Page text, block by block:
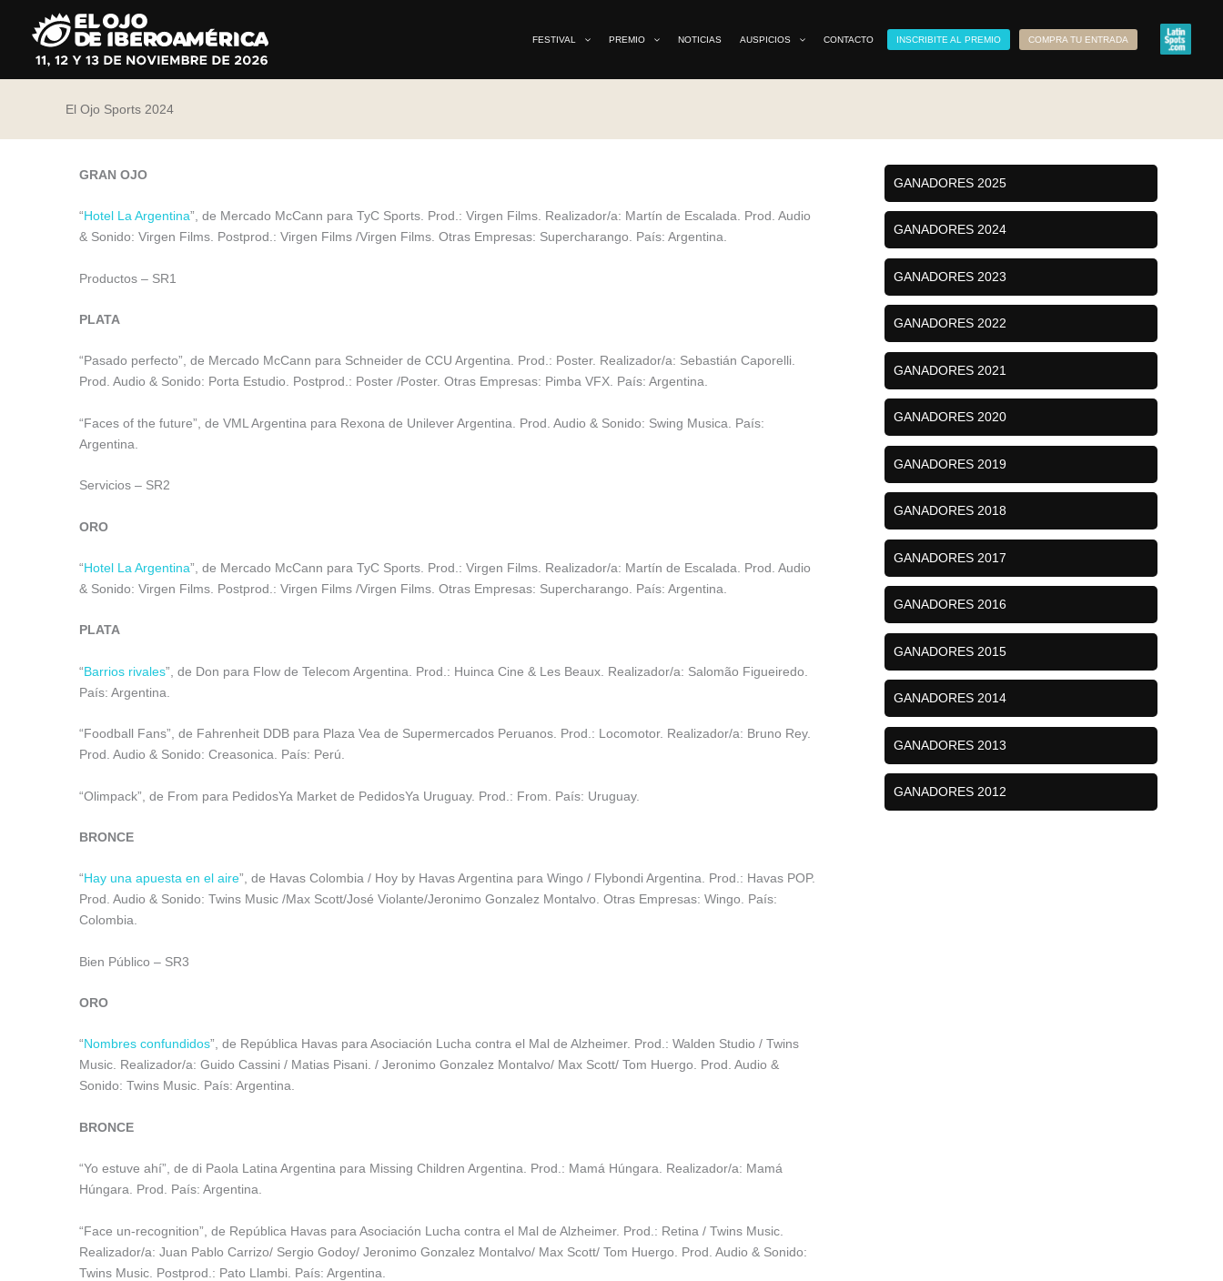
contenido
FESTIVAL PREMIO NOTICIAS AUSPICIOS CONTACTO INSCRIBITE AL PREMIO COMPRA TU ENTRADA
El Ojo Sports 2024
GRAN OJO
“Hotel La Argentina”, de Mercado McCann para TyC Sports. Prod.: Virgen Films. Realizador/a: Martín de Escalada. Prod. Audio
& Sonido: Virgen Films. Postprod.: Virgen Films /Virgen Films. Otras Empresas: Supercharango. País: Argentina.
Productos – SR1
PLATA
“Pasado perfecto”, de Mercado McCann para Schneider de CCU Argentina. Prod.: Poster. Realizador/a: Sebastián Caporelli.
Prod. Audio & Sonido: Porta Estudio. Postprod.: Poster /Poster. Otras Empresas: Pimba VFX. País: Argentina.
“Faces of the future”, de VML Argentina para Rexona de Unilever Argentina. Prod. Audio & Sonido: Swing Musica. País:
Argentina.
Servicios – SR2
ORO
“Hotel La Argentina”, de Mercado McCann para TyC Sports. Prod.: Virgen Films. Realizador/a: Martín de Escalada. Prod. Audio
& Sonido: Virgen Films. Postprod.: Virgen Films /Virgen Films. Otras Empresas: Supercharango. País: Argentina.
PLATA
“Barrios rivales”, de Don para Flow de Telecom Argentina. Prod.: Huinca Cine & Les Beaux. Realizador/a: Salomão Figueiredo.
País: Argentina.
“Foodball Fans”, de Fahrenheit DDB para Plaza Vea de Supermercados Peruanos. Prod.: Locomotor. Realizador/a: Bruno Rey.
Prod. Audio & Sonido: Creasonica. País: Perú.
“Olimpack”, de From para PedidosYa Market de PedidosYa Uruguay. Prod.: From. País: Uruguay.
BRONCE
“Hay una apuesta en el aire”, de Havas Colombia / Hoy by Havas Argentina para Wingo / Flybondi Argentina. Prod.: Havas POP.
Prod. Audio & Sonido: Twins Music /Max Scott/José Violante/Jeronimo Gonzalez Montalvo. Otras Empresas: Wingo. País:
Colombia.
Bien Público – SR3
ORO
“Nombres confundidos”, de República Havas para Asociación Lucha contra el Mal de Alzheimer. Prod.: Walden Studio / Twins
Music. Realizador/a: Guido Cassini / Matias Pisani. / Jeronimo Gonzalez Montalvo/ Max Scott/ Tom Huergo. Prod. Audio &
Sonido: Twins Music. País: Argentina.
BRONCE
“Yo estuve ahí”, de di Paola Latina Argentina para Missing Children Argentina. Prod.: Mamá Húngara. Realizador/a: Mamá
Húngara. Prod. País: Argentina.
“Face un-recognition”, de República Havas para Asociación Lucha contra el Mal de Alzheimer. Prod.: Retina / Twins Music.
Realizador/a: Juan Pablo Carrizo/ Sergio Godoy/ Jeronimo Gonzalez Montalvo/ Max Scott/ Tom Huergo. Prod. Audio & Sonido:
Twins Music. Postprod.: Pato Llambi. País: Argentina.
GANADORES 2025
GANADORES 2024
GANADORES 2023
GANADORES 2022
GANADORES 2021
GANADORES 2020
GANADORES 2019
GANADORES 2018
GANADORES 2017
GANADORES 2016
GANADORES 2015
GANADORES 2014
GANADORES 2013
GANADORES 2012